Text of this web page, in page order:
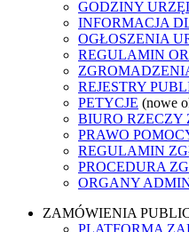
GODZINY
INFORMACJA
OGŁOSZENIA
REGULAMIN
REJESTRY
PETYCJE (nowe
BIURO
PRAWO
REGULAMIN
PROCEDURA
ORGANY
ZAMÓWIENIA
PLATFORMA